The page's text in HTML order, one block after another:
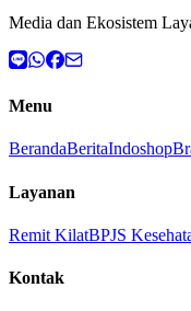
Media dan Ekosistem
Menu
BerandaBeritaIndoshop
Layanan
Remit KilatBPJS
Kontak